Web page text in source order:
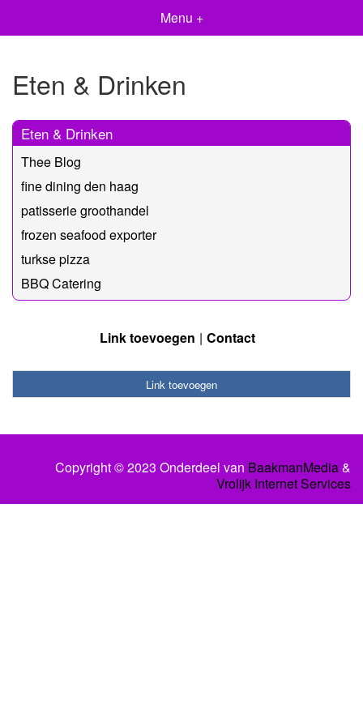
Menu +
Eten & Drinken
Eten & Drinken
Thee Blog
fine dining den haag
patisserie groothandel
frozen seafood exporter
turkse pizza
BBQ Catering
Link toevoegen Contact
Link toevoegen
Copyright © 2023 Onderdeel van BaakmanMedia&
Vrolijk Internet Services